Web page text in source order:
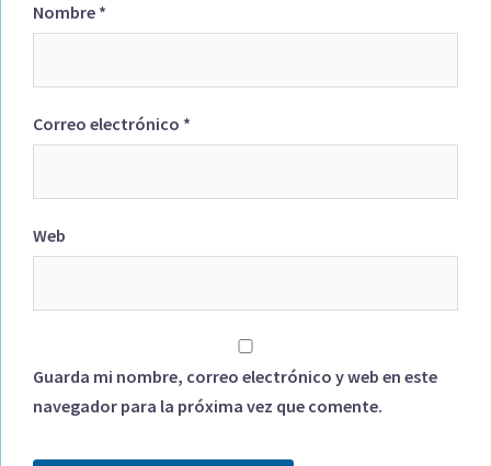
Nombre *
Correo electrónico *
Web
Guarda mi nombre, correo electrónico y web en este
navegador para la próxima vez que comente.